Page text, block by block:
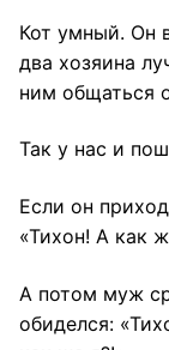
Кот умный. Он
два хозяина
ним общаться
Так у нас и
Если он
«Тихон! А как
А потом муж
обиделся: